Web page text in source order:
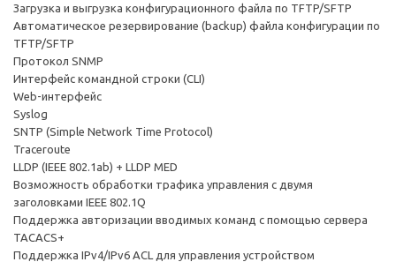
Загрузка и выгрузка конфигурационного файла по TFTP/SFTP
Автоматическое резервирование (backup) файла конфигурации по
TFTP/SFTP
Протокол SNMP
Интерфейс командной строки (CLI)
Web-интерфейс
Syslog
SNTP (Simple Network Time Protocol)
Traceroute
LLDP (IEEE 802.1ab) + LLDP MED
Возможность обработки трафика управления с двумя
заголовками IEEE 802.1Q
Поддержка авторизации вводимых команд с помощью сервера
TACACS+
Поддержка IPv4/IPv6 ACL для управления устройством